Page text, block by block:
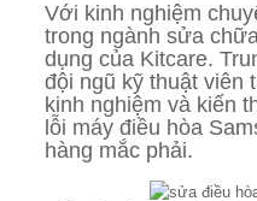
Với kinh nghiệm
trong ngành sửa
dụng của Kitcare.
đội ngũ kỹ thuật viên
kinh nghiệm và kiến
lỗi máy điều hòa
hàng mắc phải.